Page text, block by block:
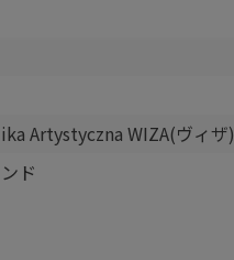
Artystyczna WIZA(ヴィザ)
ド